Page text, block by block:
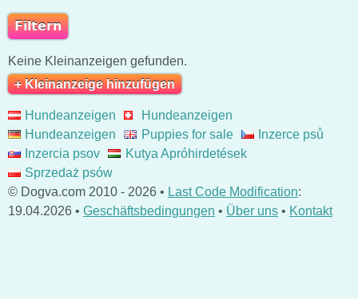
Keine Kleinanzeigen gefunden.
+ Kleinanzeige hinzufügen
Hundeanzeigen
Hundeanzeigen
Hundeanzeigen
Puppies for sale
Inzerce psů
Inzercia psov
Kutya Apróhirdetések
Sprzedaż psów
© Dogva.com 2010 - 2026 • Last Code Modification:
19.04.2026 • Geschäftsbedingungen • Über uns • Kontakt